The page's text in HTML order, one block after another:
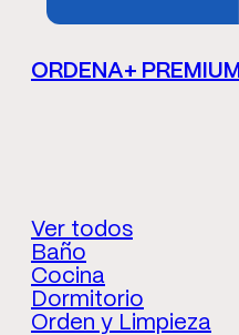
ORDENA+ PREMIUM
Ver todos
Baño
Cocina
Dormitorio
Orden y Limpieza